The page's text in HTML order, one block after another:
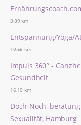
3,89 km
Entspannung/Yoga/
10,69 km
Impuls 360° -
Gesundheit
16,10 km
Doch-Noch,
Sexualität, Hamburg